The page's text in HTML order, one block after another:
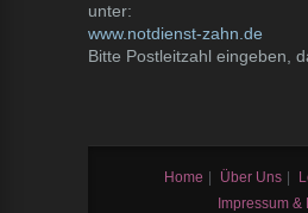
unter:
www.notdienst-zahn.de
Bitte Postleitzahl eingeben,
Home Über Uns
Impressum